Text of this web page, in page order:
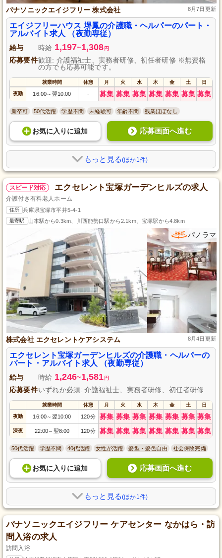
パナソニックエイジフリー 株式会社 8月7日更新
エイジフリーハウス 堺鳳の介護職・ヘルパーのパート・
アルバイト求人 （夜勤専従）
給与 時給 1,197~1,308 円
応募要件歓迎: 介護福祉士、実務者研修、初任者研修 ※無資格
の方でも応募可能です。
就業時間 休憩 月 火 水 木 金 土 日
夜勤 16:00～ 翌10:00 - 募集 募集 募集 募集 募集 募集 募集
新卒可 50代活躍 学歴不問 未経験可 年齢不問 残業ほぼなし
お気に入り に追加 応募画面へ進む
もっと見る(ほか1件)
スピード対応 エクセレント宝塚ガーデンヒルズの求人
介護付き有料老人ホーム
住所 兵庫県宝塚市平井5-4-1
最寄駅 山本駅から0.3km、川西能勢口駅から2.1km、宝塚駅から4.8km
パノラマ
株式会社 エクセレントケアシステム 8月4日更新
エクセレント宝塚ガーデンヒルズの介護職・ヘルパーの
パート・アルバイト求人 （夜勤専従）
給与 時給 1,246~1,581 円
応募要件いずれか必須: 介護福祉士、実務者研修、初任者研修
就業時間 休憩 月 火 水 木 金 土 日
夜勤 16:00～ 翌10:00 120分 募集 募集 募集 募集 募集 募集 募集
深夜 22:00～ 翌8:00 120分 募集 募集 募集 募集 募集 募集 募集
50代活躍 学歴不問 40代活躍 女性が活躍 髪型・髪色自由 社会保険完備
お気に入り に追加 応募画面へ進む
もっと見る(ほか1件)
パナソニックエイジフリー ケアセンター なかはら・訪
問入浴の求人
訪問入浴